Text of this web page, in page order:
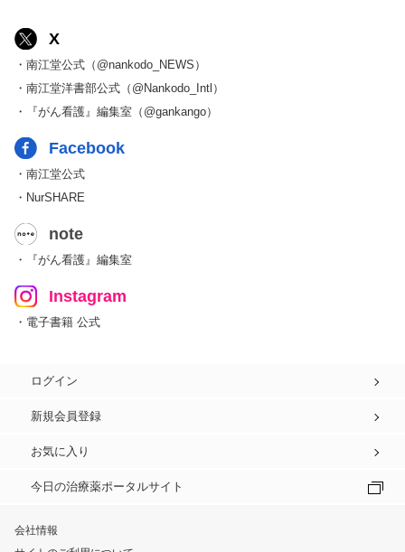
X
・南江堂公式（@nankodo_NEWS）
・南江堂洋書部公式（@Nankodo_Intl）
・『がん看護』編集室（@gankango）
Facebook
・南江堂公式
・NurSHARE
note
・『がん看護』編集室
Instagram
・電子書籍 公式
ログイン
新規会員登録
お気に入り
今日の治療薬ポータルサイト
会社情報